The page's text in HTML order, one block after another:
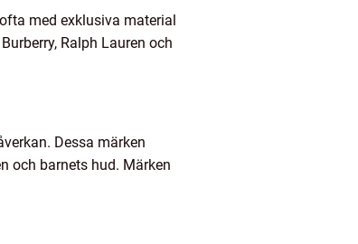
med exklusiva material
Ralph Lauren och
Dessa märken
och barnets hud. Märken